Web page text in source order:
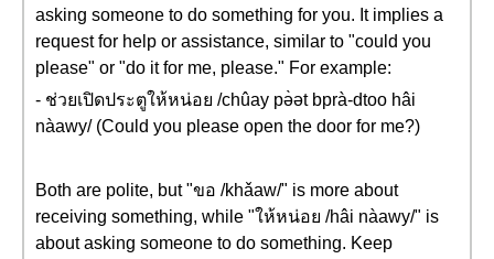
asking someone to do something for you. It implies a
request for help or assistance, similar to "could you
please" or "do it for me, please." For example:
- ช่วยเปิดประตูให้หน่อย /chûay pə̀ət bprà-dtoo hâi
nàawy/ (Could you please open the door for me?)
Both are polite, but "ขอ /khǎaw/" is more about
receiving something, while "ให้หน่อย /hâi nàawy/" is
about asking someone to do something. Keep